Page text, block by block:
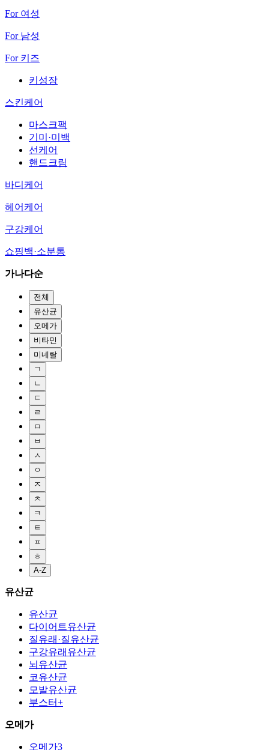
For 여성
For 남성
For 키즈
키성장
스킨케어
마스크팩
기미·미백
선케어
핸드크림
바디케어
헤어케어
구강케어
쇼핑백·소분통
가나다순
전체
유산균
오메가
비타민
미네랄
ㄱ
ㄴ
ㄷ
ㄹ
ㅁ
ㅂ
ㅅ
ㅇ
ㅈ
ㅊ
ㅋ
ㅌ
ㅍ
ㅎ
A-Z
유산균
유산균
다이어트유산균
질유래·질유산균
구강유래유산균
뇌유산균
코유산균
모발유산균
부스터+
오메가
오메가3